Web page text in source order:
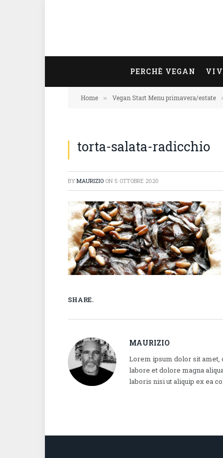
PERCHÈ VEGAN
Home » Vegan Start Menu primavera/estate
torta-salata-radicchio
BY MAURIZIO ON 5 OTTOBRE 2020
SHARE.
MAURIZIO
Lorem ipsum dolor sit amet,
labore et dolore magna
laboris nisi ut aliquip ex ea